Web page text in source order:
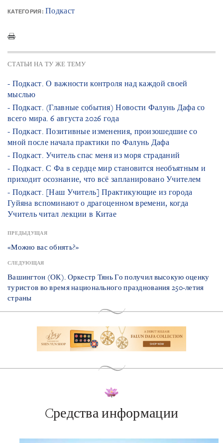
КАТЕГОРИЯ: Подкаст
СТАТЬИ НА ТУ ЖЕ ТЕМУ
- Подкаст. О важности контроля над каждой своей
мыслью
- Подкаст. (Главные события) Новости Фалунь Дафа со
всего мира. 6 августа 2026 года
- Подкаст. Позитивные изменения, произошедшие со
мной после начала практики по Фалунь Дафа
- Подкаст. Учитель спас меня из моря страданий
- Подкаст. С Фа в сердце мир становится необъятным и
приходит осознание, что всё запланировано Учителем
- Подкаст. [Наш Учитель] Практикующие из города
Гуйяна вспоминают о драгоценном времени, когда
Учитель читал лекции в Китае
ПРЕДЫДУЩАЯ
«Можно вас обнять?»
СЛЕДУЮЩАЯ
Вашингтон (ОК). Оркестр Тянь Го получил высокую оценку
туристов во время национального празднования 250-летия
страны
Cредства информации